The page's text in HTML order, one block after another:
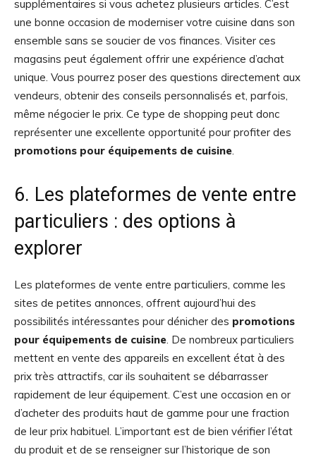
supplémentaires si vous achetez plusieurs articles. C’est
une bonne occasion de moderniser votre cuisine dans son
ensemble sans se soucier de vos finances. Visiter ces
magasins peut également offrir une expérience d’achat
unique. Vous pourrez poser des questions directement aux
vendeurs, obtenir des conseils personnalisés et, parfois,
même négocier le prix. Ce type de shopping peut donc
représenter une excellente opportunité pour profiter des
promotions pour équipements de cuisine.
6. Les plateformes de vente entre
particuliers : des options à
explorer
Les plateformes de vente entre particuliers, comme les
sites de petites annonces, offrent aujourd’hui des
possibilités intéressantes pour dénicher des promotions
pour équipements de cuisine. De nombreux particuliers
mettent en vente des appareils en excellent état à des
prix très attractifs, car ils souhaitent se débarrasser
rapidement de leur équipement. C’est une occasion en or
d’acheter des produits haut de gamme pour une fraction
de leur prix habituel. L’important est de bien vérifier l’état
du produit et de se renseigner sur l’historique de son